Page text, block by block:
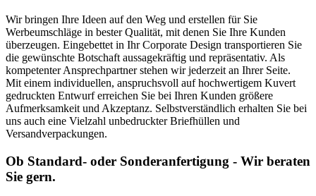
Wir bringen Ihre Ideen auf den Weg und erstellen für Sie
Werbeumschläge in bester Qualität, mit denen Sie Ihre Kunden
überzeugen. Eingebettet in Ihr Corporate Design transportieren Sie
die gewünschte Botschaft aussagekräftig und repräsentativ. Als
kompetenter Ansprechpartner stehen wir jederzeit an Ihrer Seite.
Mit einem individuellen, anspruchsvoll auf hochwertigem Kuvert
gedruckten Entwurf erreichen Sie bei Ihren Kunden größere
Aufmerksamkeit und Akzeptanz. Selbstverständlich erhalten Sie bei
uns auch eine Vielzahl unbedruckter Briefhüllen und
Versandverpackungen.
Ob Standard- oder Sonderanfertigung - Wir beraten
Sie gern.